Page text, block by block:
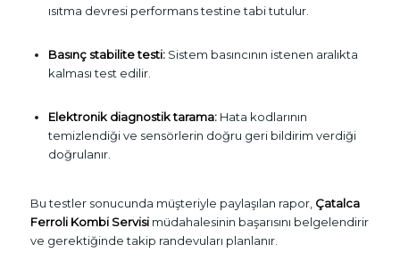
ısıtma devresi performans testine tabi tutulur.
Basınç stabilite testi:Sistem basıncının istenen aralıkta
kalması test edilir.
Elektronik diagnostik tarama:Hata kodlarının
temizlendiği ve sensörlerin doğru geri bildirim verdiği
doğrulanır.
Bu testler sonucunda müşteriyle paylaşılan rapor, Çatalca
Ferroli Kombi Servisimüdahalesinin başarısını belgelendirir
ve gerektiğinde takip randevuları planlanır.